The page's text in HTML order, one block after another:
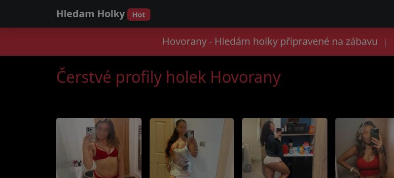
Hledam Holky Hot
Hovorany - Hledám holky připravené na zábavu |
Čerstvé profily holek Hovorany